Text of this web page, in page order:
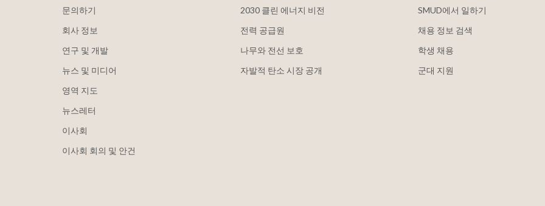
문의하기
회사 정보
연구 및 개발
뉴스 및 미디어
영역 지도
뉴스레터
이사회
이사회 회의 및 안건
2030 클린 에너지 비전
전력 공급원
나무와 전선 보호
자발적 탄소 시장 공개
SMUD에서 일하기
채용 정보 검색
학생 채용
군대 지원